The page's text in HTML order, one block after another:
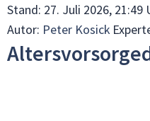
Stand: 27. Juli 2026, 21:49
Autor: Peter Kosick